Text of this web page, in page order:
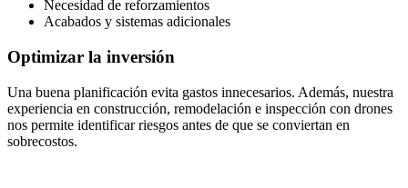
Necesidad de reforzamientos
Acabados y sistemas adicionales
Optimizar la inversión
Una buena planificación evita gastos innecesarios. Además, nuestra
experiencia en construcción, remodelación e inspección con drones
nos permite identificar riesgos antes de que se conviertan en
sobrecostos.